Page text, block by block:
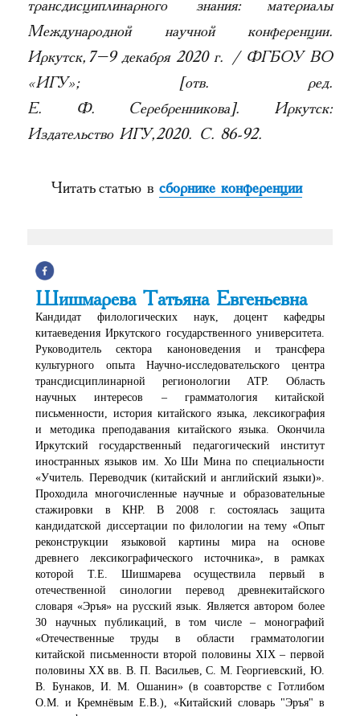
трансдисциплинарного знания: материалы
Международной научной конференции.
Иркутск, 7–9 декабря 2020 г. / ФГБОУ ВО
«ИГУ»; [отв. ред.
Е. Ф. Серебренникова]. Иркутск:
Издательство ИГУ, 2020. С. 86-92.
Читать статью всборнике конференции
Шишмарева Татьяна Евгеньевна
Кандидат филологических наук, доцент кафедры
китаеведения Иркутского государственного университета.
Руководитель сектора каноноведения и трансфера
культурного опыта Научно-исследовательского центра
трансдисциплинарной регионологии АТР. Область
научных интересов – грамматология китайской
письменности, история китайского языка, лексикография
и методика преподавания китайского языка. Окончила
Иркутский государственный педагогический институт
иностранных языков им. Хо Ши Мина по специальности
«Учитель. Переводчик (китайский и английский языки)».
Проходила многочисленные научные и образовательные
стажировки в КНР. В 2008 г. состоялась защита
кандидатской диссертации по филологии на тему «Опыт
реконструкции языковой картины мира на основе
древнего лексикографического источника», в рамках
которой Т.Е. Шишмарева осуществила первый в
отечественной синологии перевод древнекитайского
словаря «Эръя» на русский язык. Является автором более
30 научных публикаций, в том числе – монографий
«Отечественные труды в области грамматологии
китайской письменности второй половины XIX – первой
половины XX вв. В. П. Васильев, С. М. Георгиевский, Ю.
В. Бунаков, И. М. Ошанин» (в соавторстве с Готлибом
О.М. и Кремнёвым Е.В.), «Китайский словарь "Эръя" в